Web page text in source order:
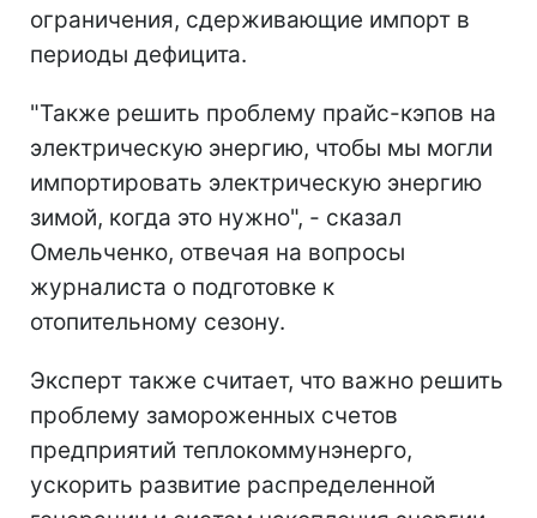
ограничения, сдерживающие импорт в
периоды дефицита.
"Также решить проблему прайс-кэпов на
электрическую энергию, чтобы мы могли
импортировать электрическую энергию
зимой, когда это нужно", - сказал
Омельченко, отвечая на вопросы
журналиста о подготовке к
отопительному сезону.
Эксперт также считает, что важно решить
проблему замороженных счетов
предприятий теплокоммунэнерго,
ускорить развитие распределенной